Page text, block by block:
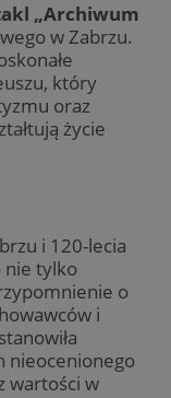
„Archiwum
w Zabrzu.
który
oraz
życie
i 120-lecia
nie tylko
o
i
nieocenionego
wartości w